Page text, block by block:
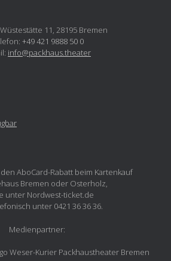
11, 28195 Bremen
+49 421 9888 50 0
info@packhaus.theater
AboCard-Rabatt beim Kartenkauf
Bremen oder Osterholz,
unter Nordwest-ticket.de
unter 0421 36 36 36.
Medienpartner: